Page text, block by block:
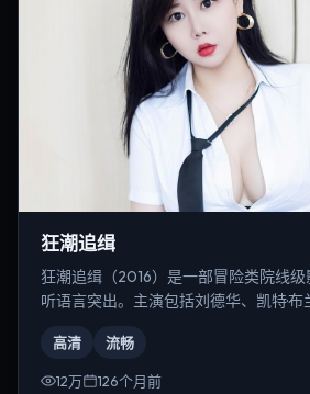
狂潮追缉
狂潮追缉（2016）是一部冒险类院线
听语言突出。主演包括刘德华、凯特·布
高清 流畅
12万 126个月前